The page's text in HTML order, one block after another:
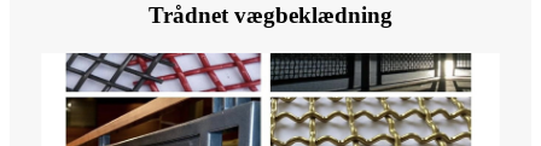
Trådnet vægbeklædning